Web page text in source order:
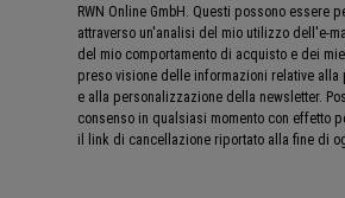
RWN Online GmbH. Questi possono essere
attraverso un'analisi del mio utilizzo dell'e-
del mio comportamento di acquisto e dei
preso visione delle informazioni relative alla
e alla personalizzazione della newsletter.
consenso in qualsiasi momento con effetto
il link di cancellazione riportato alla fine di